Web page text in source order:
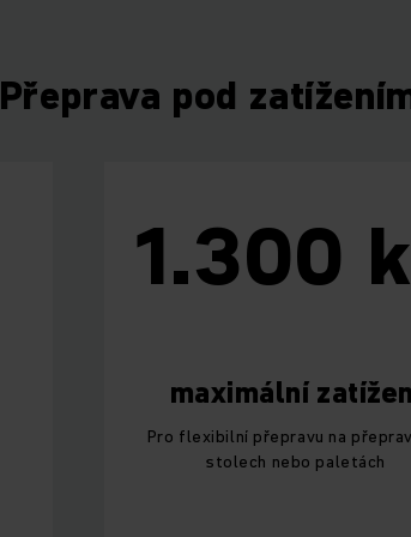
Přeprava pod
1.300
maximální
Pro flexibilní přepravu na
stolech nebo paletách